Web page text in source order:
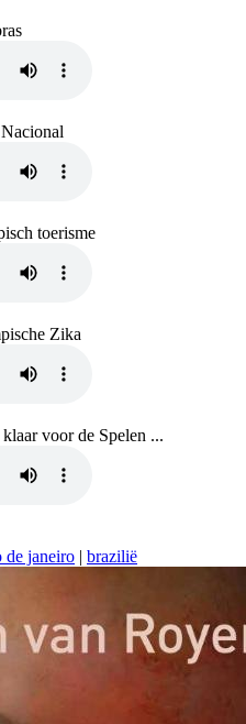
toerisme
Zika
voor de Spelen ...
de janeiro | brazilië